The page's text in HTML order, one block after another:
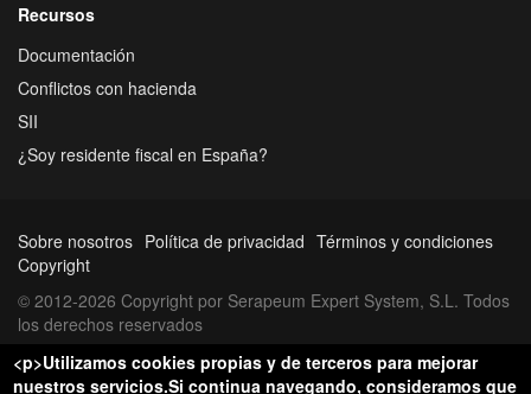
Recursos
Documentación
Conflictos con hacienda
SII
¿Soy residente fiscal en España?
Sobre nosotros Política de privacidad Términos y condiciones
Copyright
© 2012-2026 Copyright por Serapeum Expert System, S.L. Todos
los derechos reservados
<p>Utilizamos cookies propias y de terceros para mejorar
nuestros servicios.Si continua navegando, consideramos que